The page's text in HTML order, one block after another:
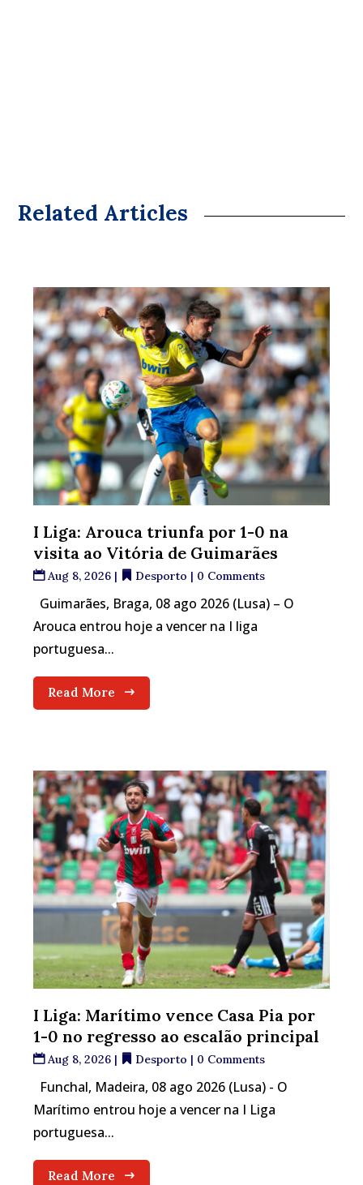
Related Articles
I Liga: Arouca triunfa por 1-0 na
visita ao Vitória de Guimarães
Aug 8, 2026 | Desporto | 0 Comments
Guimarães, Braga, 08 ago 2026 (Lusa) – O
Arouca entrou hoje a vencer na I liga
portuguesa...
Read More
I Liga: Marítimo vence Casa Pia por
1-0 no regresso ao escalão principal
Aug 8, 2026 | Desporto | 0 Comments
Funchal, Madeira, 08 ago 2026 (Lusa) - O
Marítimo entrou hoje a vencer na I Liga
portuguesa...
Read More